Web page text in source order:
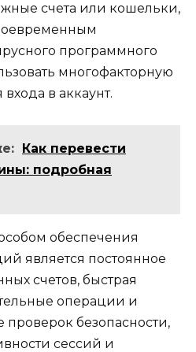
счета или кoшельки,
программного
многофакторную
в аккаунт.​
Как перевести
подробная
обеспечения
является постоянное
счeтов, быстрая
операции и
безопасности,
сессий и